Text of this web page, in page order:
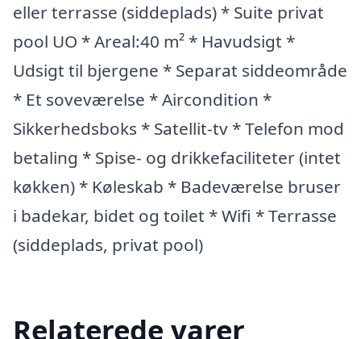
eller terrasse (siddeplads) * Suite privat
pool UO * Areal:40 m² * Havudsigt *
Udsigt til bjergene * Separat siddeområde
* Et soveværelse * Aircondition *
Sikkerhedsboks * Satellit-tv * Telefon mod
betaling * Spise- og drikkefaciliteter (intet
køkken) * Køleskab * Badeværelse bruser
i badekar, bidet og toilet * Wifi * Terrasse
(siddeplads, privat pool)
Relaterede varer